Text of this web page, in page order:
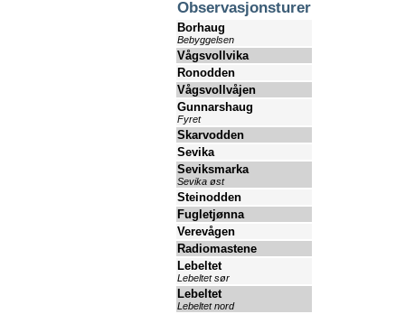
Observasjonsturer
Borhaug
Bebyggelsen
Vågsvollvika
Ronodden
Vågsvollvåjen
Gunnarshaug
Fyret
Skarvodden
Sevika
Seviksmarka
Sevika øst
Steinodden
Fugletjønna
Verevågen
Radiomastene
Lebeltet
Lebeltet sør
Lebeltet
Lebeltet nord